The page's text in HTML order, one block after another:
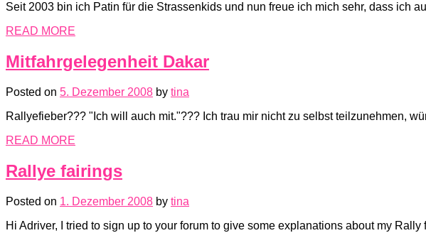
Seit 2003 bin ich Patin für die Strassenkids und nun freue ich mich sehr, dass ich
READ MORE
Mitfahrgelegenheit Dakar
Posted on 5. Dezember 2008 by tina
Rallyefieber??? "Ich will auch mit."??? Ich trau mir nicht zu selbst teilzunehmen,
READ MORE
Rallye fairings
Posted on 1. Dezember 2008 by tina
Hi Adriver, I tried to sign up to your forum to give some explanations about my